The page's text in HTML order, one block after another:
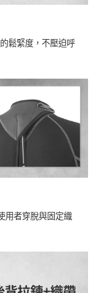
鬆緊度，不壓迫呼
用者穿脫與固定織